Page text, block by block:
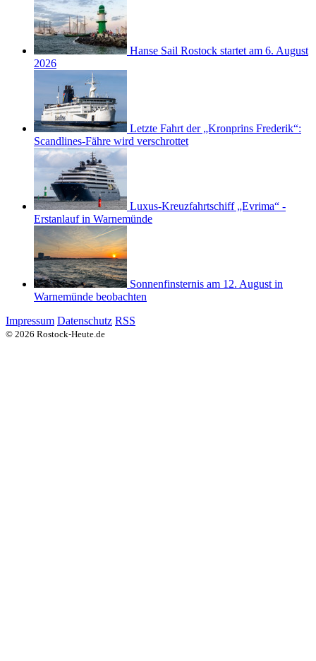
Hanse Sail Rostock startet am 6. August
2026
Letzte Fahrt der „Kronprins Frederik“:
Scandlines-Fähre wird verschrottet
Luxus-Kreuzfahrtschiff „Evrima“ -
Erstanlauf in Warnemünde
Sonnenfinsternis am 12. August in
Warnemünde beobachten
Impressum Datenschutz RSS
© 2026 Rostock-Heute.de